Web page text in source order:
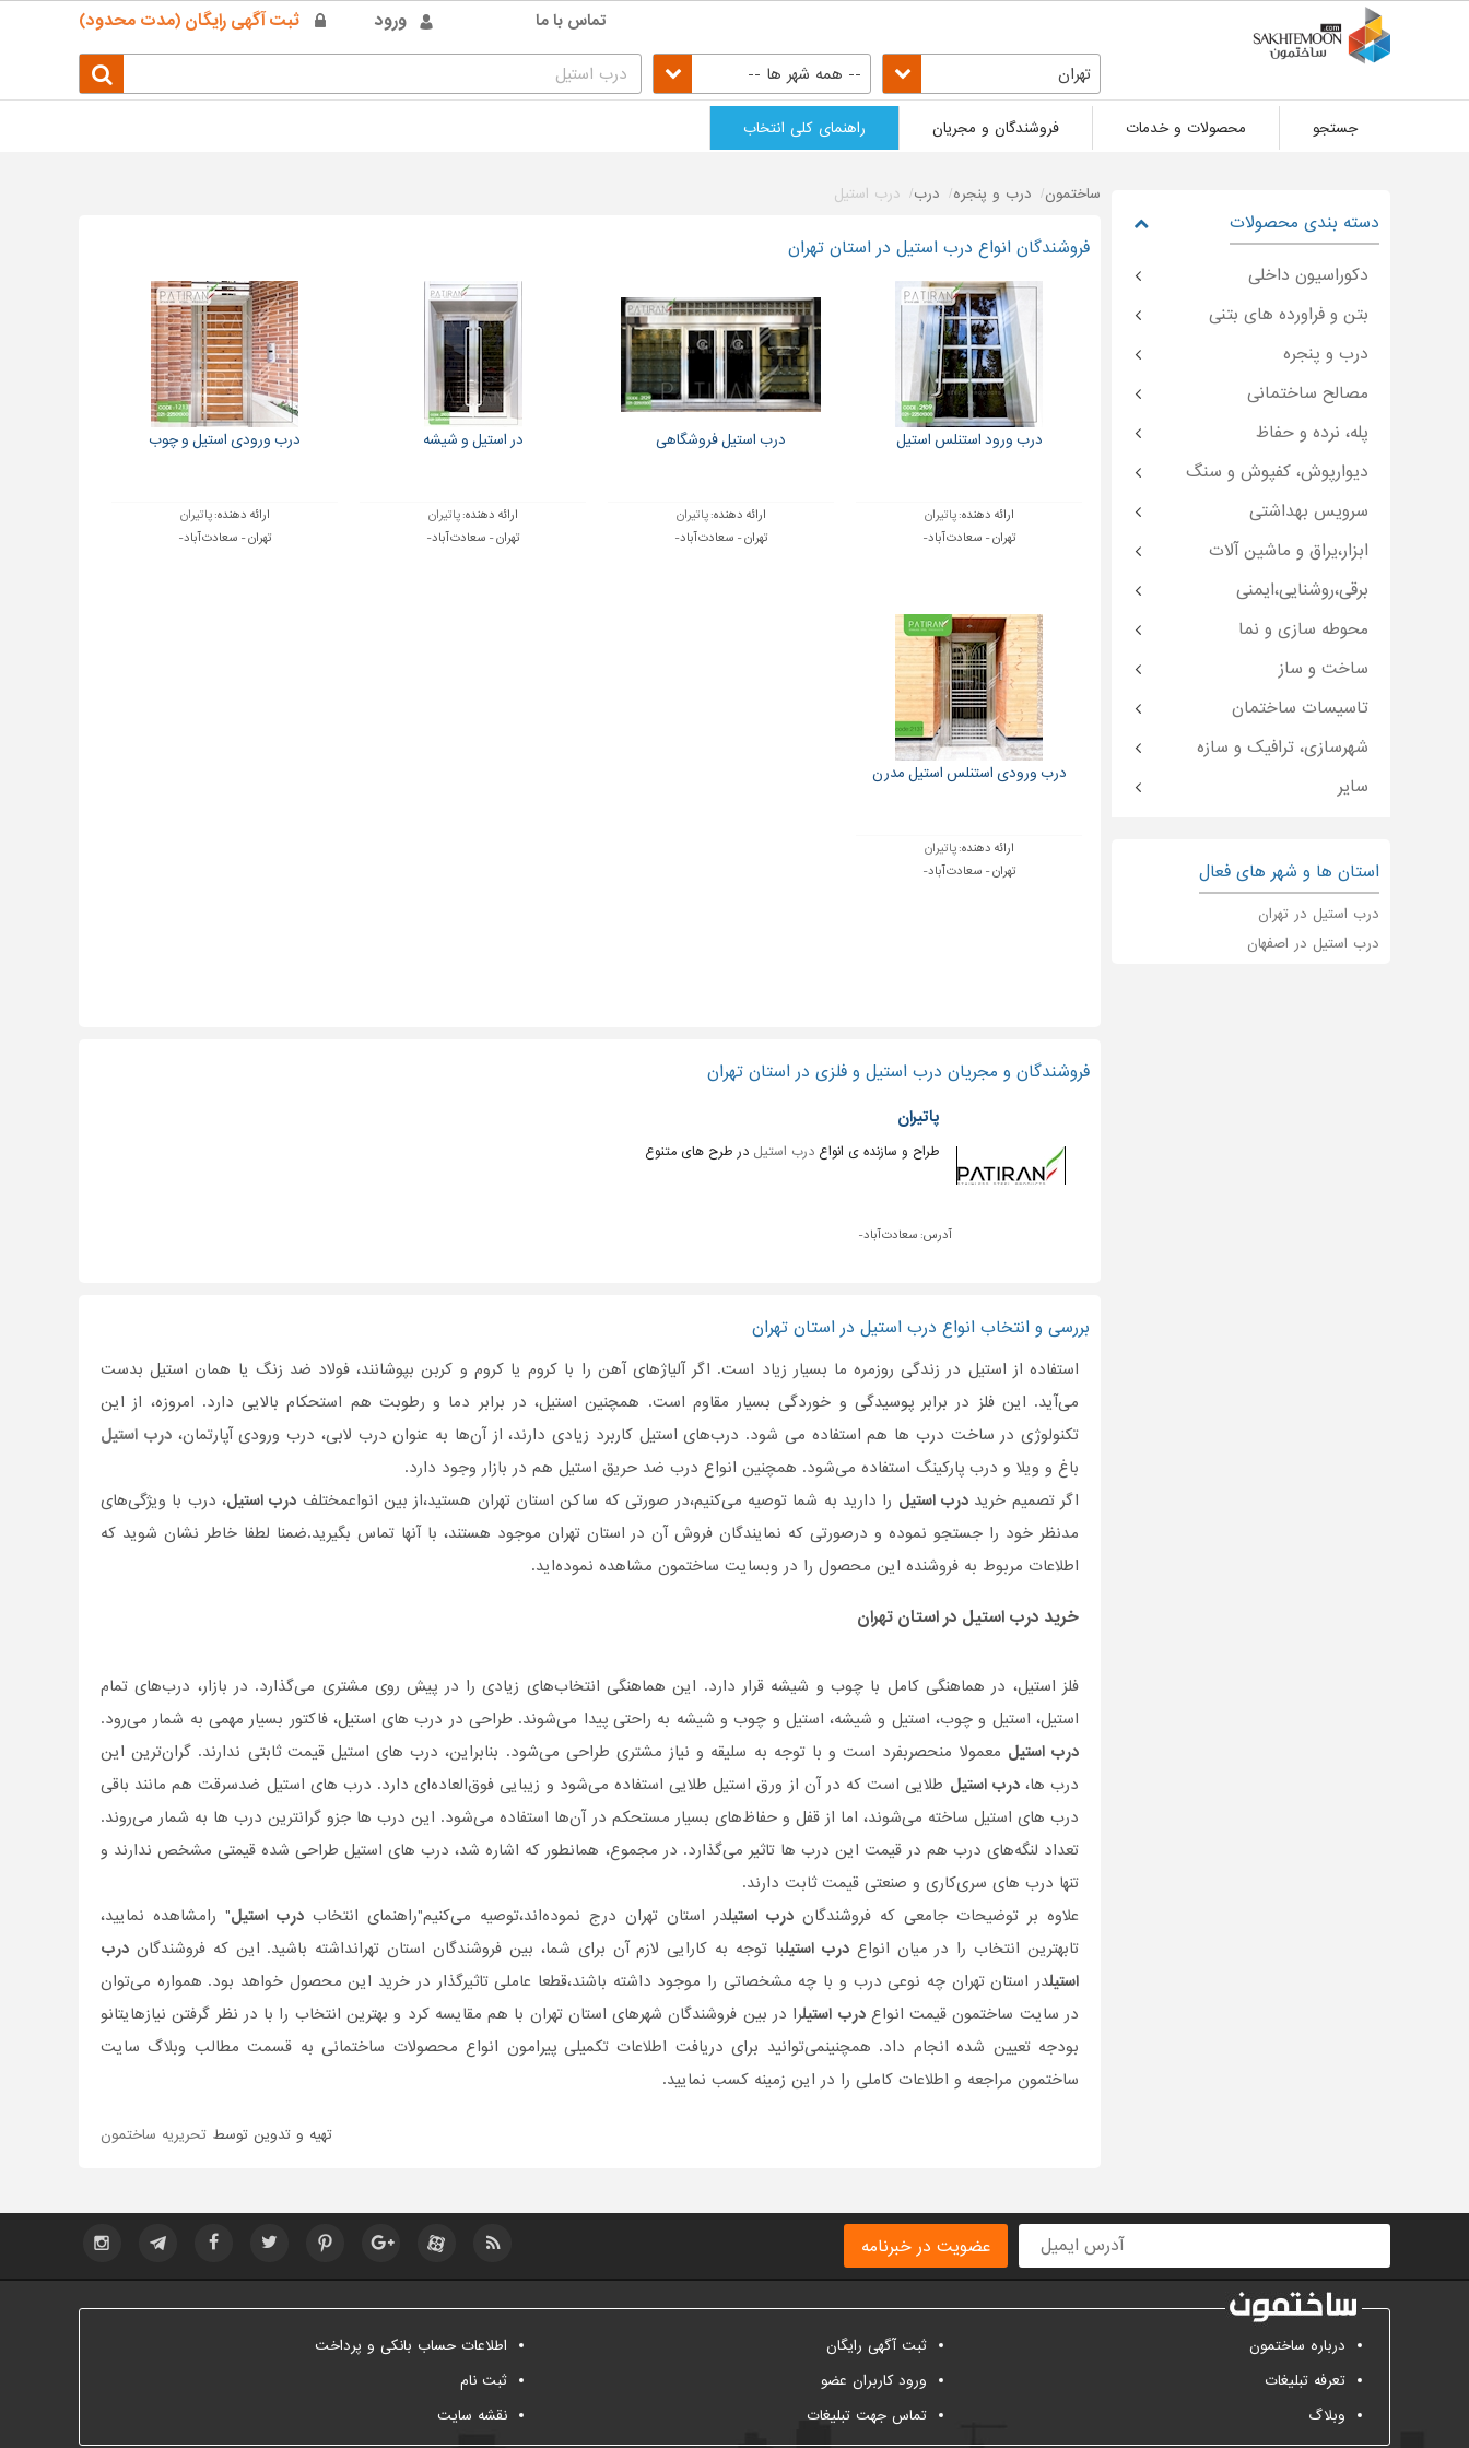
ورود ثبت آگهی رایگان (مدت محدود) تماس با ما
تهران -- همه شهر ها --
جستجو محصولات و خدمات فروشندگان و مجریان راهنمای کلی انتخاب
ساختمون درب و پنجره درب درب استیل
فروشندگان انواع درب استیل در استان تهران
درب ورود استنلس استیل
ارائه دهنده:پاتیران
تهران - سعادت آباد-
درب استیل فروشگاهی
ارائه دهنده:پاتیران
تهران - سعادت آباد-
در استیل و شیشه
ارائه دهنده:پاتیران
تهران - سعادت آباد-
درب ورودی استیل و چوب
ارائه دهنده:پاتیران
تهران - سعادت آباد-
درب ورودی استنلس استیل مدرن
ارائه دهنده:پاتیران
تهران - سعادت آباد-
فروشندگان و مجریان درب استیل و فلزی در استان تهران
پاتیران
طراح و سازنده ی انواع درب استیل در طرح های متنوع
آدرس: سعادت آباد-
بررسی و انتخاب انواع درب استیل در استان تهران
استفاده از استیل در زندگی روزمره ما بسیار زیاد است. اگر آلیاژهای آهن را با کروم یا کروم و کربن بپوشانند، فولاد ضد زنگ یا همان استیل بدست
می‌آید. این فلز در برابر پوسیدگی و خوردگی بسیار مقاوم است. همچنین استیل، در برابر دما و رطوبت هم استحکام بالایی دارد. امروزه، از این
تکنولوژی در ساخت درب ها هم استفاده می شود. درب‌های استیل کاربرد زیادی دارند، از آن‌ها به عنوان درب لابی، درب ورودی آپارتمان،درب استیل
باغ‌ و ویلا و درب پارکینگ استفاده می‌شود. همچنین انواع درب ضد حریق استیل هم در بازار وجود دارد.
اگر تصمیم خریددرب استیل را دارید به شما توصیه می‌کنیم،در صورتی که ساکن استان تهران هستید،از بین انواعمختلف درب استیل، درب با ویژگی‌های
مدنظر خود را جستجو نموده و درصورتی‌ که نمایندگان فروش آن در استان تهران موجود هستند، با آنها تماس بگیرید.ضمنا لطفا خاطر نشان شوید که
اطلاعات مربوط به فروشنده این محصول را در وبسایت ساختمون مشاهده نموده‌اید.
خرید درب استیل در استان تهران
فلز استیل، در هماهنگی کامل با چوب و شیشه قرار دارد. این هماهنگی انتخاب‌های زیادی را در پیش روی مشتری می‌گذارد. در بازار، درب‌های تمام
استیل، استیل و چوب، استیل و شیشه، استیل و چوب و شیشه به راحتی پیدا می‌شوند. طراحی در درب های استیل، فاکتور بسیار مهمی به شمار می‌رود.
درب استیل معمولا منحصربفرد است و با توجه به سلیقه و نیاز مشتری طراحی می‌شود. بنابراین، درب های استیل قیمت ثابتی ندارند. گران‌ترین این
درب ها،درب استیل طلایی است که در آن از ورق استیل طلایی استفاده می‌شود و زیبایی فوق‌العاده‌ای دارد. درب های استیل ضدسرقت هم مانند باقی
درب های استیل ساخته می‌شوند، اما از قفل و حفاظ‌های بسیار مستحکم در آن‌ها استفاده می‌شود. این درب ها جزو گرانترین درب ها به شمار می‌روند.
تعداد لنگه‌های درب هم در قیمت این درب ها تاثیر می‌گذارد. در مجموع، همانطور که اشاره شد، درب های استیل طراحی شده قیمتی مشخص ندارند و
تنها درب های سری‌کاری و صنعتی قیمت ثابت دارند.
علاوه بر توضیحات جامعی که فروشندگان درب استیلدر استان تهران درج نموده‌اند،توصیه می‌کنیم"راهنمای انتخاب درب استیل" رامشاهده نمایید،
تابهترین انتخاب را در میان انواعدرب استیلبا توجه به کارایی لازم آن برای شما، بین فروشندگان استان تهرانداشته باشید. این که فروشندگان درب
استیلدر استان تهران چه نوعی درب و با چه مشخصاتی را موجود داشته باشند،قطعا عاملی تاثیر‌گذار در خرید این محصول خواهد بود. همواره می‌توان
در سایت ساختمون قیمت انواعدرب استیلرا در بین فروشندگان شهرهای استان تهران با هم مقایسه کرد و بهترین انتخاب را با در نظر گرفتن نیازهایتانو
بودجه تعیین شده انجام داد. همچنینمی‌توانید برای دریافت اطلاعات تکمیلی پیرامون انواع محصولات ساختمانی به قسمت مطالب وبلاگ سایت
ساختمون مراجعه و اطلاعات کاملی را در این زمینه کسب نمایید.
تهیه و تدوین توسط تحریریه ساختمون
دسته بندی محصولات
دکوراسیون داخلی
بتن و فراورده های بتنی
درب و پنجره
مصالح ساختمانی
پله، نرده و حفاظ
دیوارپوش، کفپوش و سنگ
سرویس بهداشتی
ابزار،یراق و ماشین آلات
برقی،روشنایی،ایمنی
محوطه سازی و نما
ساخت و ساز
تاسیسات ساختمان
شهرسازی، ترافیک و سازه
سایر
استان ها و شهر های فعال
درب استیل در تهران
درب استیل در اصفهان
عضویت در خبرنامه
درباره ساختمون
تعرفه تبلیغات
وبلاگ
ثبت آگهی رایگان
ورود کاربران عضو
تماس جهت تبلیغات
اطلاعات حساب بانکی و پرداخت
ثبت نام
نقشه سایت